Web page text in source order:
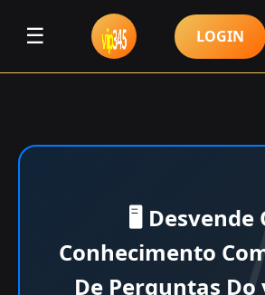
☰ LOGIN
🖥 Desvende
Conhecimento
De Perguntas Do